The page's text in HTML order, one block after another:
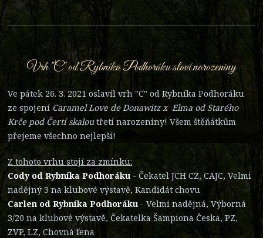
Vrh "C" od Rybníka Podhoráku slaví narozeniny
Ve pátek 26. 3. 2021 oslavil vrh "C" od Rybníka Podhoráku
ze spojení Caramel Love de Donawitz x Elma od Starého
Krče pod Čertí skaloutřetí narozeniny! Všem štěňátkům
přejeme všechno nejlepší!
Z tohoto vrhu stojí za zmínku:
Cody od Rybníka Podhoráku - Čekatel JCH CZ, CAJC, Velmi
nadějný 3 na klubové výstavě, Kandidát chovu
Carlen od Rybníka Podhoráku - Velmi nadějná, Výborná
3/20 na klubové výstavě, Čekatelka Šampiona Česka, PZ,
ZVP, LZ, Chovná fena